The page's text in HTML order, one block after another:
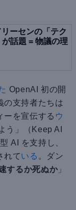
ーセンの「テク
話題 = 物議の理
OpenAI 初の開
の支持者たちは
ーを宣伝する ウ
う」（Keep AI
AI を支持し、
れている 。ダン
するか死ぬか 」